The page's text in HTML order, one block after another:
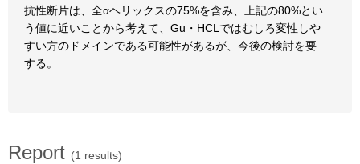
抗性断片は、全αヘリックスの75%を含み、上記の80%とい
う値に近いことから考えて、Gu・HCLではむしろ変性しや
すい方のドメインである可能性があるが、今後の検討を要
する。
Report (1 results)